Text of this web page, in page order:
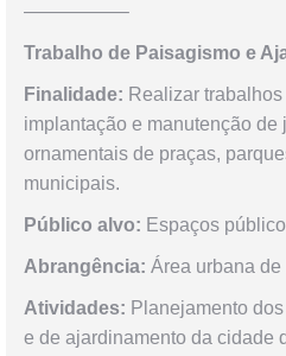
—————–
Trabalho de Paisagismo e
Finalidade: Realizar
implantação e manutenção de
ornamentais de praças,
municipais.
Público alvo: Espaços
Abrangência: Área urbana de
Atividades: Planejamento
e de ajardinamento da cidade